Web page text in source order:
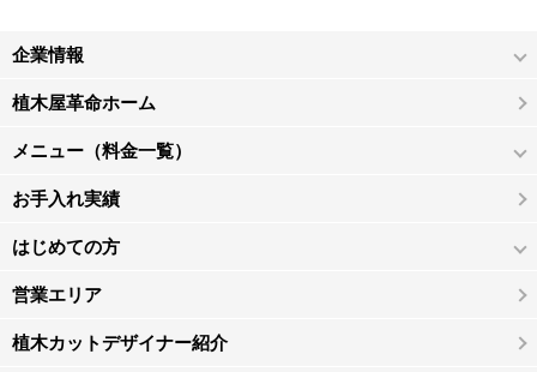
企業情報
植木屋革命ホーム
メニュー（料金一覧）
お手入れ実績
はじめての方
営業エリア
植木カットデザイナー紹介